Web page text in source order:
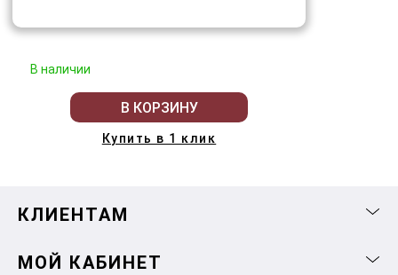
В наличии
В КОРЗИНУ
Купить в 1 клик
КЛИЕНТАМ
МОЙ КАБИНЕТ